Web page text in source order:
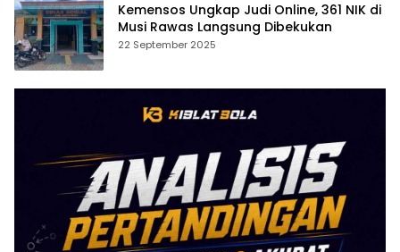
Kemensos Ungkap Judi Online, 361 NIK di
Musi Rawas Langsung Dibekukan
22 September 2025